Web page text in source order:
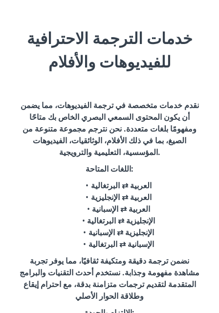
خدمات الترجمة الاحترافية
للفيديوهات والأفلام
نقدم خدمات متخصصة في ترجمة الفيديوهات، مما يضمن
أن يكون المحتوى السمعي البصري الخاص بك متاحًا
ومفهومًا بلغات متعددة. نحن نترجم مجموعة متنوعة من
الصيغ، بما في ذلك الأفلام، الوثائقيات، الفيديوهات
المؤسسية، التعليمية والترويجية.
اللغات المتاحة:
العربية ⇄ البرتغالية
العربية ⇄ الإنجليزية
العربية ⇄ الإسبانية
الإنجليزية ⇄ البرتغالية
الإنجليزية ⇄ الإسبانية
الإسبانية ⇄ البرتغالية
نضمن ترجمة دقيقة ومتكيفة ثقافيًا، مما يوفر تجربة
مشاهدة مفهومة وجذابة. نستخدم أحدث التقنيات والبرامج
المتقدمة لتقديم ترجمات متزامنة بدقة، مع احترام إيقاع
وطلاقة الحوار الأصلي